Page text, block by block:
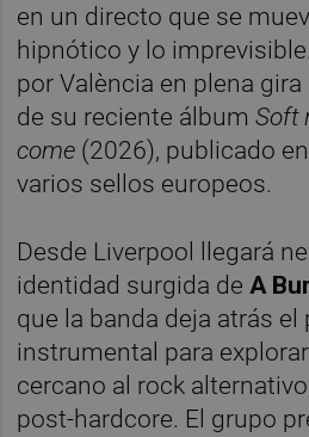
en un directo que se
hipnótico y lo
por València en plena
de su reciente álbumSoft
come (2026), publicado
varios sellos europeos.
Desde Liverpool llegará
identidad surgida deA
que la banda deja atrás el
instrumental para
cercano al rock
post-hardcore. El grupo